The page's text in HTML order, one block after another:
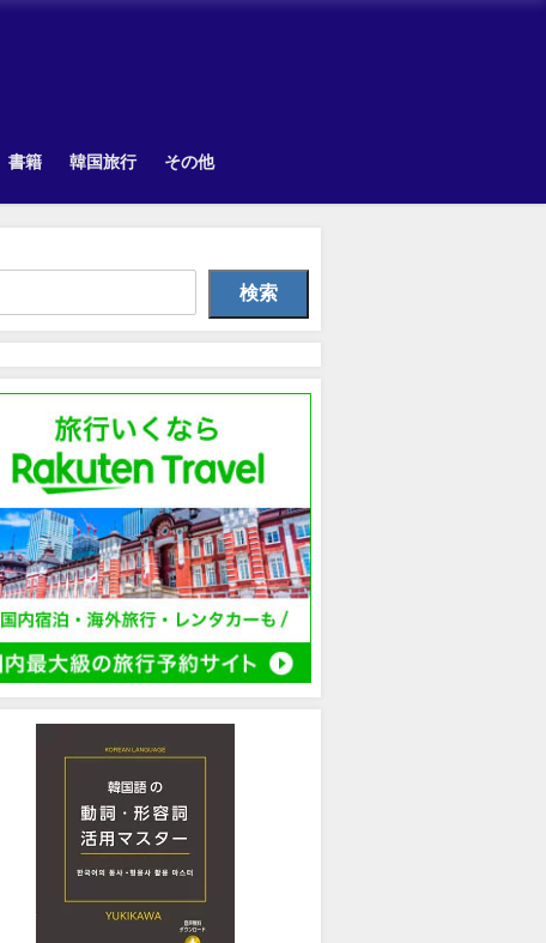
書籍 韓国旅行 その他
検索